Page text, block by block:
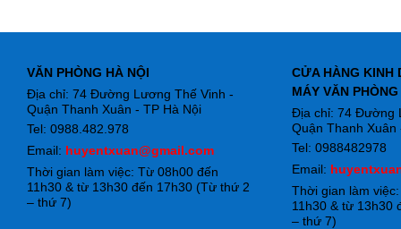
VĂN PHÒNG HÀ NỘI
Địa chỉ: 74 Đường Lương Thế Vinh -
Quận Thanh Xuân - TP Hà Nội
Tel: 0988.482.978
Email: huyentxuan@gmail.com
Thời gian làm việc: Từ 08h00 đến
11h30 & từ 13h30 đến 17h30 (Từ thứ 2
– thứ 7)
CỬA HÀNG KINH
MÁY VĂN PHÒNG
Địa chỉ: 74 Đường
Quận Thanh Xuân
Tel: 0988482978
Email:
Thời gian làm
11h30 & từ 13h30
– thứ 7)